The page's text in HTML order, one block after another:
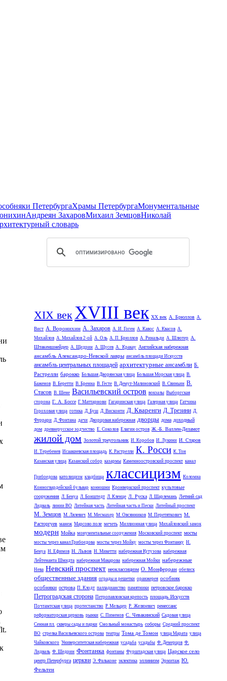
ПетербургаХрамы ПетербургаМонументальные
Андреян ЗахаровМихаил ЗемцовНиколай
словарь
XIX векXVIII век XX век А. Брюллов А.
Вист А. Воронихин А. Захаров А. И. Гоген А. Кавос А. Квасов А.
Михайлов А. Михайлов 2-ой А. Оль А. П. Брюллов А. Ринальди А. Шлютер А.
Штакеншнейдер А. Щедрин А. Щусев А. Кракау Английская набережная
ансамбль Александро-Невской лавры ансамбль площади Искусств
ансамбль центральных площадей архитектурные ансамбли Б.
Растрелли барокко Большая Дворянская улица Большая Морская улица В.
Баженов В. Беретти В. Бренна В. Гесте В. Демут-Малиновский В. Свиньин В.
Стасов В. Шене Васильевский остров вокзалы Выборгская
сторона Г. А. Боссе Г. Маттарнови Гагаринская улица Галерная улица Гатчина
Гороховая улица готика Д. Буш Д. Висконти Д. Кваренги Д. Трезини Д.
Феррари Д. Фонтана дачи Дворцовая набережная дворцы дома доходный
дом древнерусское зодчество Е. Соколов Елагин остров Ж.-Б. Валлен-Деламот
жилой дом Золотой треугольник И. Коробов И. Лукини И. Старов
И. Теребенев Исаакиевская площадь К. Растрелли К. Росси К. Тон
Казанская улица Казанский собор казармы Каменноостровский проспект канал
Грибоедова католицизм кладбища классицизм Коломна
Конногвардейский бульвар конюшни Кронверкский проспект культовые
сооружения Л. Бенуа Л. Бонштедт Л. Кленце Л. Руска Л. Шарлемань Летний сад
Лидваль линии ВО Литейная часть Литейная часть и Пески Литейный проспект
М. Земцов М. Лялевич М. Месмахер М. Овсянников М. Перетяткович М.
Расторгуев манеж Марсово поле мечеть Миллионная улица Михайловский замок
модерн Мойка монументальные сооружения Московский проспект мосты
мосты через канал Грибоедова мосты через Мойку мосты через Фонтанку Н.
Бенуа Н. Ефимов Н. Львов Н. Микетти набережная Кутузова набережная
Лейтенанта Шмидта набережная Макарова набережная Мойки набережные
Нева Невский проспект неоклассицизм О. Монферран обелиск
общественные здания ограды и решетки оранжерея особняк
особняки острова П. Клодт палладианство памятники петровское барокко
Петроградская сторона Петропавловская крепость площадь Искусств
Почтамтская улица протестанство Р. Мельцер Р. Желязевич ренессанс
реформаторская церковь рынки С. Пименов С. Чевакинский Садовая улица
Сенная пл. скверы сады и парки Смольный монастырь соборы Средний проспект
ВО стрелка Васильевского острова театры Тома де Томон улица Марата улица
Чайковского Университетская набережная усадьба усадьбы Ф. Демерцов Ф.
Лидваль Ф. Шедрин Фонтанка фонтаны Фурштадская улица Царское село
центр Петербурга церкви Э. Фальконе эклектика эллинизм Эрмитаж Ю.
Фельтен